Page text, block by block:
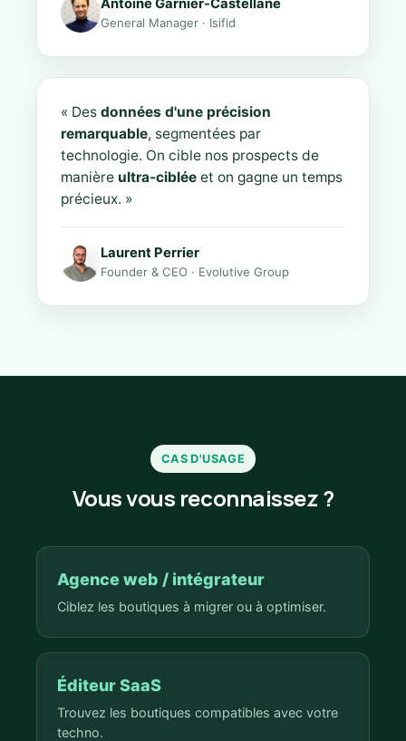
Antoine Garnier-Castellane
General Manager · Isifid
« Des données d'une précision
remarquable, segmentées par
technologie. On cible nos prospects de
manière ultra-ciblée et on gagne un temps
précieux. »
Laurent Perrier
Founder & CEO · Evolutive Group
CAS D'USAGE
Vous vous reconnaissez ?
Agence web / intégrateur
Ciblez les boutiques à migrer ou à optimiser.
Éditeur SaaS
Trouvez les boutiques compatibles avec votre
techno.